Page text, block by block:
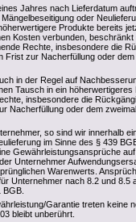
Jahres nach Lieferdatum
oder
Produkte bereits
Kosten verbunden,
Rechte, insbesondere die
Frist zur Nacherfüllung oder
in der Regel auf
Tausch in ein
insbesondere die
Nacherfüllung oder dem
so sind wir innerhalb
im Sinne des § 439
Gewährleistungsansprüche
Unternehmer
Warenwerts.
Unternehmer nach 8.2 und 8.5
Garantie treten keine
bleibt unberührt.